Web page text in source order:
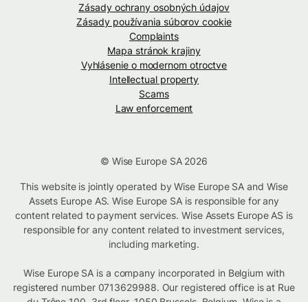
Zásady ochrany osobných údajov
Zásady používania súborov cookie
Complaints
Mapa stránok krajiny
Vyhlásenie o modernom otroctve
Intellectual property
Scams
Law enforcement
© Wise Europe SA 2026
This website is jointly operated by Wise Europe SA and Wise
Assets Europe AS. Wise Europe SA is responsible for any
content related to payment services. Wise Assets Europe AS is
responsible for any content related to investment services,
including marketing.
Wise Europe SA is a company incorporated in Belgium with
registered number 0713629988. Our registered office is at Rue